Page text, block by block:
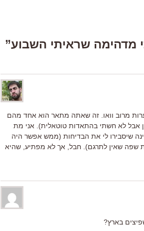
מרוב וואו. זה שאתה מתאר הוא אחד מהם
אבל לא חשתי בהתאדות טוטאלית). אני מת
שיסבירו לי את הבדיחות (ממש אפשר היה
שפה שאין לתרגם). חבל, אך לא מפתיע, שהיא
בארץ?